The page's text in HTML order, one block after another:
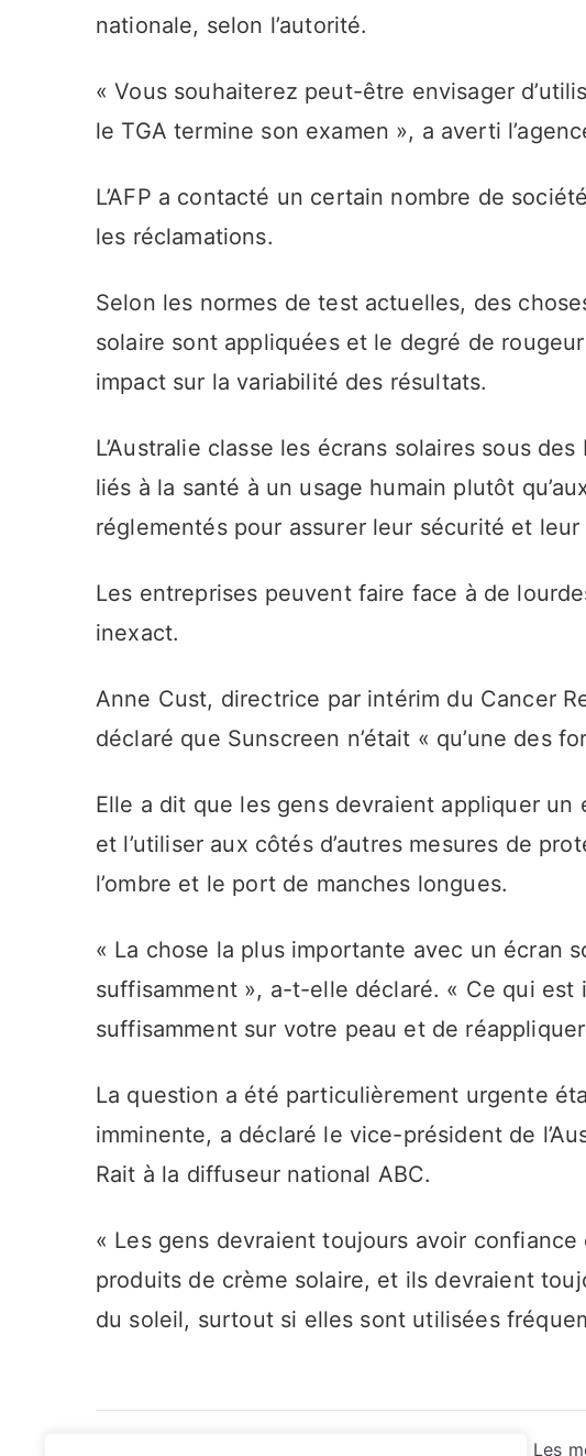
nationale, selon l’autorité.
« Vous souhaiterez peut-être envisager
le TGA termine son examen », a averti
L’AFP a contacté un certain nombre de
les réclamations.
Selon les normes de test actuelles, des
solaire sont appliquées et le degré de
impact sur la variabilité des résultats.
L’Australie classe les écrans solaires sous
liés à la santé à un usage humain plutôt
réglementés pour assurer leur sécurité et
Les entreprises peuvent faire face à de
inexact.
Anne Cust, directrice par intérim du Cancer
déclaré que Sunscreen n’était « qu’une des
Elle a dit que les gens devraient appliquer un
et l’utiliser aux côtés d’autres mesures de
l’ombre et le port de manches longues.
« La chose la plus importante avec un écran
suffisamment », a-t-elle déclaré. « Ce qui est
suffisamment sur votre peau et de
La question a été particulièrement urgente
imminente, a déclaré le vice-président de
Rait à la diffuseur national ABC.
« Les gens devraient toujours avoir
produits de crème solaire, et ils devraient
du soleil, surtout si elles sont utilisées
Les